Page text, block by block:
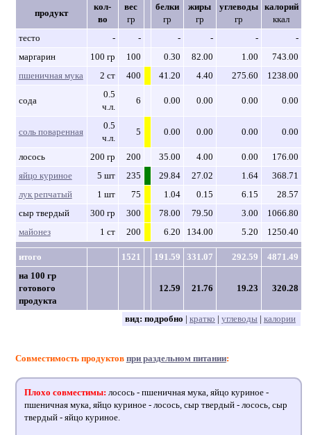
продукт
кол-
во
вес
гр
белки
гр
жиры
гр
углеводы
гр
калорий
ккал
тесто
- - - - -
-
маргарин
100 гр 100 0.30 82.00 1.00
743.00
пшеничная мука
2 ст 400 41.20 4.40 275.60 1238.00
сода
0.5
ч.л.
6 0.00 0.00 0.00 0.00
соль поваренная
0.5
ч.л.
5 0.00 0.00 0.00 0.00
лосось 200 гр 200 35.00 4.00 0.00
176.00
яйцо куриное
5 шт 235 29.84 27.02 1.64
368.71
лук репчатый
1 шт 75 1.04 0.15 6.15
28.57
сыр твердый
300 гр 300 78.00 79.50 3.00
1066.80
майонез
1 ст 200 6.20 134.00 5.20 1250.40
итого 1521 191.59 331.07 292.59
4871.49
на 100 гр
готового
продукта
12.59 21.76 19.23 320.28
вид: подробно | кратко | углеводы| калории
Совместимость продуктов при раздельном питании:
Плохо совместимы: лосось - пшеничная мука, яйцо куриное -
пшеничная мука, яйцо куриное - лосось, сыр твердый - лосось, сыр
твердый - яйцо куриное.